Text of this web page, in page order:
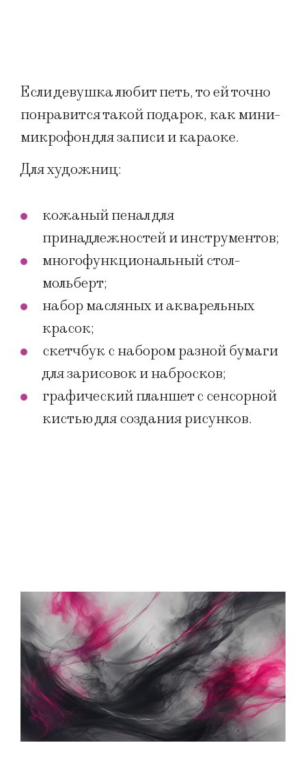
Если девушка любит петь, то ей точно
понравится такой подарок, как мини-
микрофон для записи и караоке.
Для художниц:
кожаный пенал для
принадлежностей и инструментов;
многофункциональный стол-
мольберт;
набор масляных и акварельных
красок;
скетчбук с набором разной бумаги
для зарисовок и набросков;
графический планшет с сенсорной
кистью для создания рисунков.